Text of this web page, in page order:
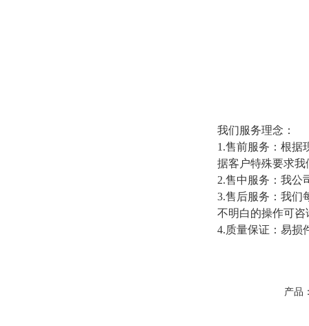
我们服务理念：
1.售前服务：根据
据客户特殊要求
2.售中服务：我公
3.售后服务：我们
不明白的操作可
4.质量保证：易损
产品